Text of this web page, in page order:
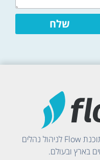
שלח
WebMind מפתחת ומשווקת את תוכנת Flow לניהול נהלים
בארץ ובעולם.